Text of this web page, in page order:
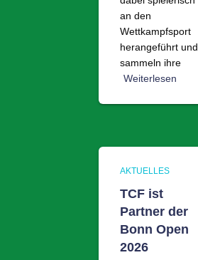
an den
Wettkampfsport
herangeführt und
sammeln ihre
Weiterlesen
AKTUELLES
TCF ist
Partner der
Bonn Open
2026